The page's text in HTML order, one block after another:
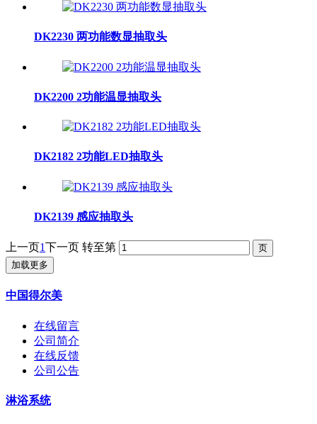
DK2230 两功能数显抽取头
DK2200 2功能温显抽取头
DK2182 2功能LED抽取头
DK2139 感应抽取头
上一页1下一页 转至第
加载更多
中国得尔美
在线留言
公司简介
在线反馈
公司公告
淋浴系统